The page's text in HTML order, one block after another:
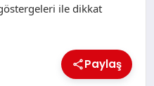
ile dikkat
Paylaş